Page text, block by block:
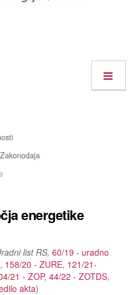
Zakonodaja
energetike
list RS 60/19 - uradno
158/20 - ZURE 121/21-
21 - ZOP 44/22 - ZOTDS
akta